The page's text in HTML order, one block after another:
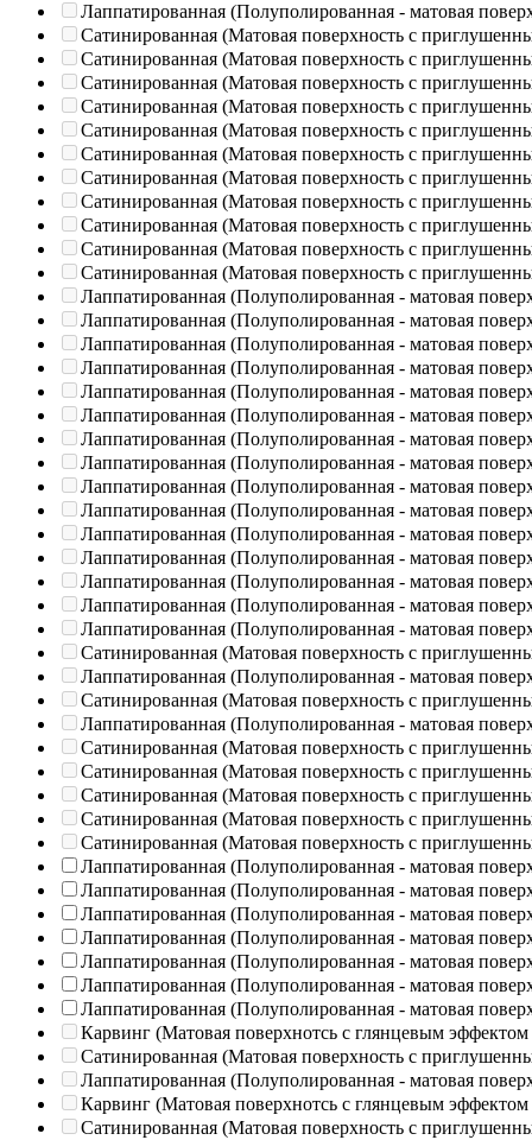
Лаппатированная (Полуполированная - матовая
Сатинированная (Матовая поверхность с
Сатинированная (Матовая поверхность с
Сатинированная (Матовая поверхность с
Сатинированная (Матовая поверхность с
Сатинированная (Матовая поверхность с
Сатинированная (Матовая поверхность с
Сатинированная (Матовая поверхность с
Сатинированная (Матовая поверхность с
Сатинированная (Матовая поверхность с
Сатинированная (Матовая поверхность с
Сатинированная (Матовая поверхность с
Лаппатированная (Полуполированная - матовая
Лаппатированная (Полуполированная - матовая
Лаппатированная (Полуполированная - матовая
Лаппатированная (Полуполированная - матовая
Лаппатированная (Полуполированная - матовая
Лаппатированная (Полуполированная - матовая
Лаппатированная (Полуполированная - матовая
Лаппатированная (Полуполированная - матовая
Лаппатированная (Полуполированная - матовая
Лаппатированная (Полуполированная - матовая
Лаппатированная (Полуполированная - матовая
Лаппатированная (Полуполированная - матовая
Лаппатированная (Полуполированная - матовая
Лаппатированная (Полуполированная - матовая
Лаппатированная (Полуполированная - матовая
Сатинированная (Матовая поверхность с
Лаппатированная (Полуполированная - матовая
Сатинированная (Матовая поверхность с
Лаппатированная (Полуполированная - матовая
Сатинированная (Матовая поверхность с
Сатинированная (Матовая поверхность с
Сатинированная (Матовая поверхность с
Сатинированная (Матовая поверхность с
Сатинированная (Матовая поверхность с
Лаппатированная (Полуполированная - матовая
Лаппатированная (Полуполированная - матовая
Лаппатированная (Полуполированная - матовая
Лаппатированная (Полуполированная - матовая
Лаппатированная (Полуполированная - матовая
Лаппатированная (Полуполированная - матовая
Лаппатированная (Полуполированная - матовая
Карвинг (Матовая поверхнотсь с глянцевым эффектом
Сатинированная (Матовая поверхность с
Лаппатированная (Полуполированная - матовая
Карвинг (Матовая поверхнотсь с глянцевым эффектом
Сатинированная (Матовая поверхность с